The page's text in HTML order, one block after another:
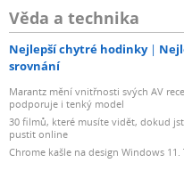
Věda a technika
Nejlepší chytré hodinky
srovnání
Marantz mění vnitřnosti svých AV
podporuje i tenký model
30 filmů, které musíte vidět, dokud
pustit online
Chrome kašle na design Windows